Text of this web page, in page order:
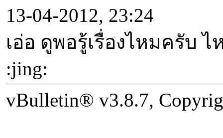
13-04-2012, 23:24
เอ่อ ดูพอรู้เรื่องไหมครับ
:jing:
vBulletin® v3.8.7,